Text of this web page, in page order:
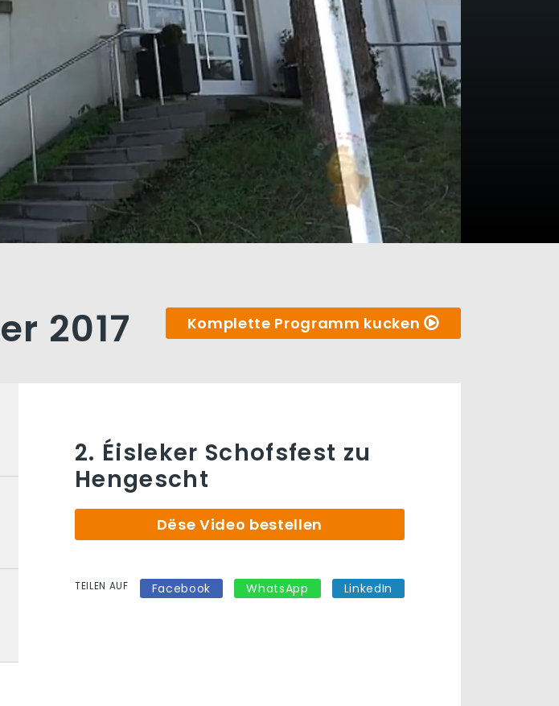
2017 Komplette Programm kucken
2. Éisleker Schofsfest zu
Hengescht
Dëse Video bestellen
TEILEN AUF Facebook WhatsApp LinkedIn